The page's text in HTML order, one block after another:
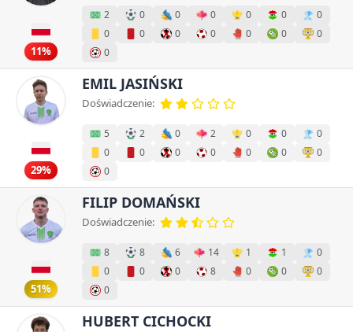
11%
2 0 0 0 0 0
0
0
0 0 0 0 0
0
0
29%
EMIL JASIŃSKI
Doświadczenie:
5 2 0 2 0 0
0
0
0 0 0 0 0
0
0
51%
FILIP DOMAŃSKI
Doświadczenie:
8 8 6 14 1 1
0
0
0 0 8 0 0
0
0
HUBERT CICHOCKI